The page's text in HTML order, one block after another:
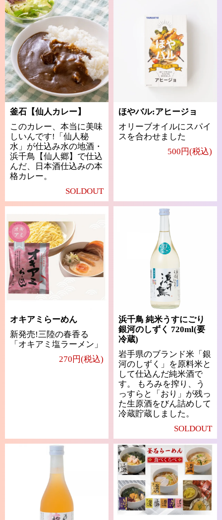
釜石【仙人カレー】
このカレー、本当に美味
しいんです!「仙人秘
水」が仕込み水の地酒・
浜千鳥【仙人郷】で仕込
んだ、日本酒仕込みの本
格カレー。
SOLDOUT
ほやバル:アヒージョ
オリーブオイルにスパイ
スを合わせました
500円(税込)
オキアミらーめん
新発売!三陸の春香る
「オキアミ塩ラーメン」
270円(税込)
浜千鳥 純米うすにごり
銀河のしずく 720ml(要
冷蔵)
岩手県のブランド米「銀
河のしずく」を原料米と
して仕込んだ純米酒で
す。 もろみを搾り、う
っすらと「おり」が残っ
た生原酒をびん詰めして
冷蔵貯蔵しました。
SOLDOUT